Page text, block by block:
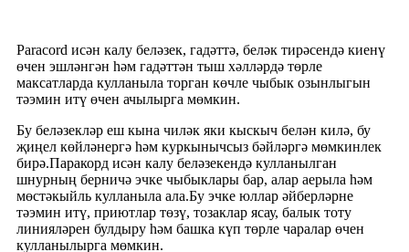
Paracord исән калу беләзек, гадәттә, беләк тирәсендә киенү
өчен эшләнгән һәм гадәттән тыш хәлләрдә төрле
максатларда кулланыла торган көчле чыбык озынлыгын
тәэмин итү өчен ачылырга мөмкин.
Бу беләзекләр еш кына чиләк яки кыскыч белән килә, бу
җиңел көйләнергә һәм куркынычсыз бәйләргә мөмкинлек
бирә.Паракорд исән калу беләзекендә кулланылган
шнурның берничә эчке чыбыклары бар, алар аерыла һәм
мөстәкыйль кулланыла ала.Бу эчке юллар әйберләрне
тәэмин итү, приютлар төзү, тозаклар ясау, балык тоту
линияләрен булдыру һәм башка күп төрле чаралар өчен
кулланылырга мөмкин.